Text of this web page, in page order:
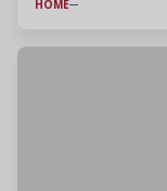
HOME